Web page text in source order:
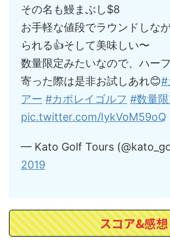
その名も鰻まぶし$8
お手軽な値段でラウンドしな
られる👍そして美味しい〜
数量限定みたいなので、ハー
寄った際は是非お試しあれ😊#
アー #カポレイゴルフ #数量限
pic.twitter.com/IykVoM59oQ
— Kato Golf Tours
2019
スコア&感想